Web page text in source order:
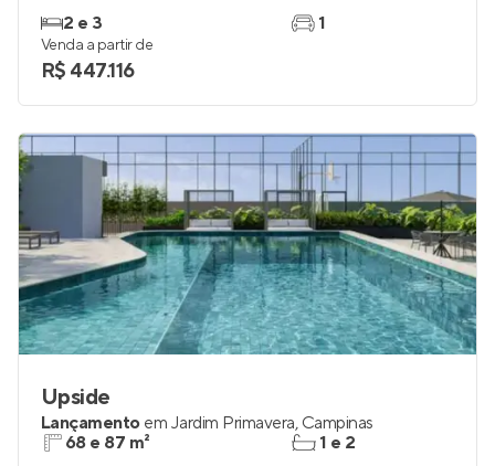
2 e 3
1
Venda a partir de
R$ 447.116
Upside
Lançamento em Jardim Primavera, Campinas
68 e 87 m²
1 e 2